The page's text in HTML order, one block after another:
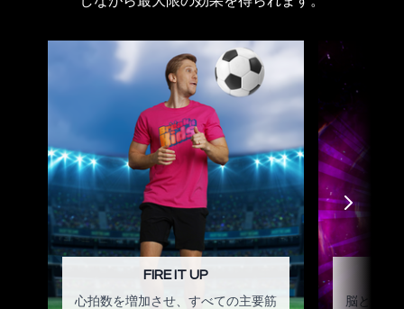
FIRE IT UP
心拍数を増加させ、すべての主要筋
脳と体を